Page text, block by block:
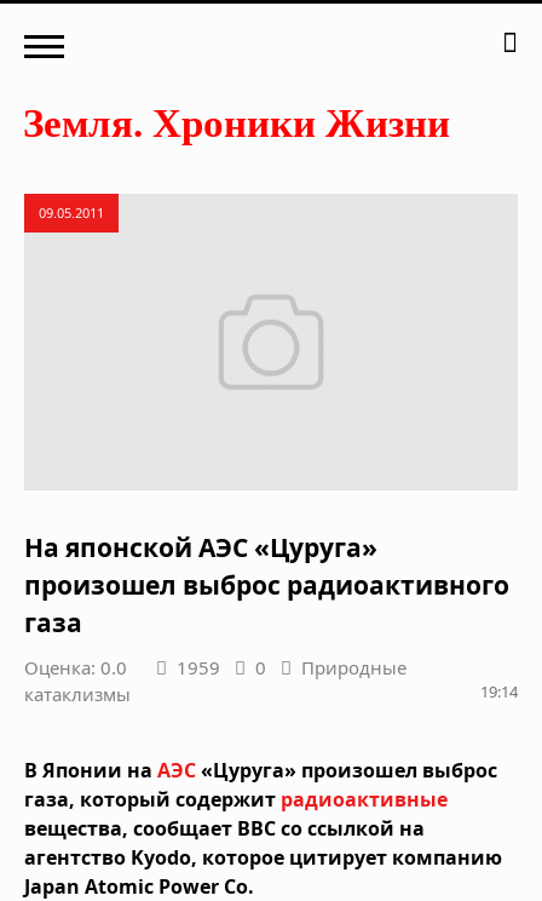
09.05.2011
На японской АЭС «Цуруга»
произошел выброс радиоактивного
газа
Оценка: 0.0 1959 0
Природные
катаклизмы
19:14
В Японии на АЭС«Цуруга» произошел выброс
газа, который содержит радиоактивные
вещества, сообщает BBC со ссылкой на
агентство Kyodo, которое цитирует компанию
Japan Atomic Power Co.